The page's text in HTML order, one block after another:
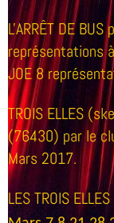
L'ARRÊT DE
représentations
JOE 8
TROIS ELLES
(76430) par le
Mars 2017.
LES TROIS